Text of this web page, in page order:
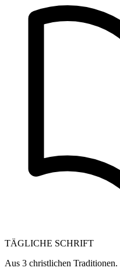
TÄGLICHE SCHRIFT
Aus 3 christlichen Traditionen.